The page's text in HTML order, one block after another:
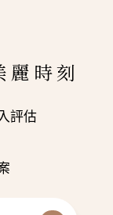
麗時刻
評估